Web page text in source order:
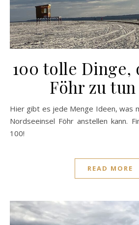
100 tolle Dinge,
Föhr zu
Hier gibt es jede Menge Ideen, was man im Urlaub auf der
Nordseeinsel Föhr anstellen kann.
100!
READ MORE